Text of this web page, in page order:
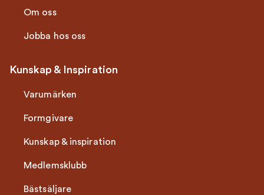
Om oss
Jobba hos oss
Kunskap & Inspiration
Varumärken
Formgivare
Kunskap & inspiration
Medlemsklubb
Bästsäljare